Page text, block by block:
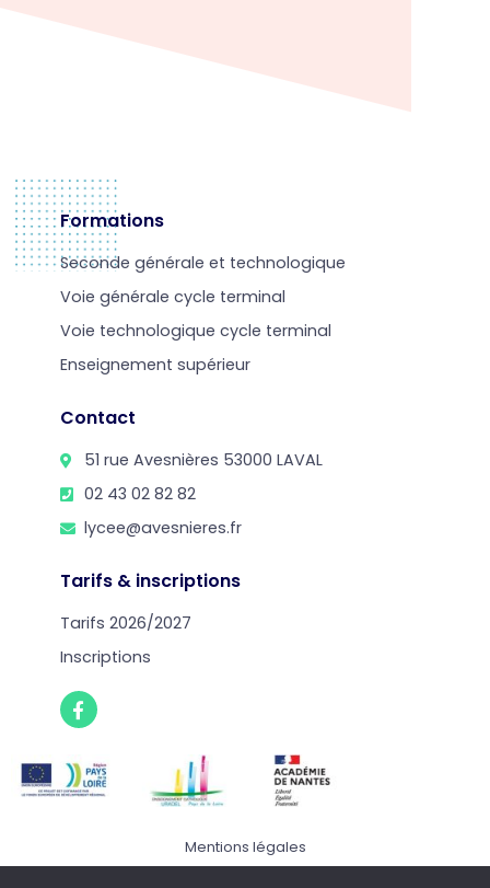
Formations
Seconde générale et technologique
Voie générale cycle terminal
Voie technologique cycle terminal
Enseignement supérieur
Contact
51 rue Avesnières 53000 LAVAL
02 43 02 82 82
lycee@avesnieres.fr
Tarifs & inscriptions
Tarifs 2026/2027
Inscriptions
Mentions légales